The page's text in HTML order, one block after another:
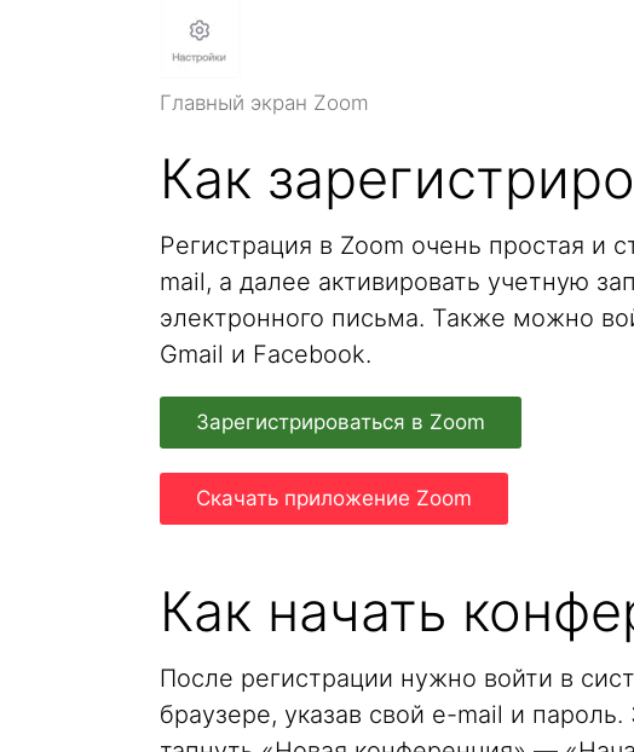
Главный экран Zoom
Как
Регистрация в Zoom очень простая и
mail, а далее активировать учетную
электронного письма. Также можно
Gmail и Facebook.
Зарегистрироваться в Zoom
Скачать приложение Zoom
Как начать
После регистрации нужно войти в
браузере, указав свой e-mail и